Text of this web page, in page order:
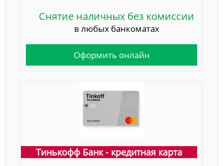
Снятие наличных без комиссии
в любых банкоматах
Оформить онлайн
Тинькофф Банк - кредитная карта